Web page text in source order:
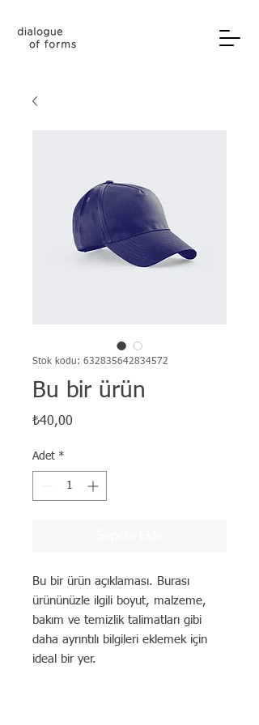
Stok kodu: 632835642834572
Bu bir ürün
₺40,00
Adet *
Bu bir ürün açıklaması. Burası
ürününüzle ilgili boyut, malzeme,
bakım ve temizlik talimatları gibi
daha ayrıntılı bilgileri eklemek için
ideal bir yer.